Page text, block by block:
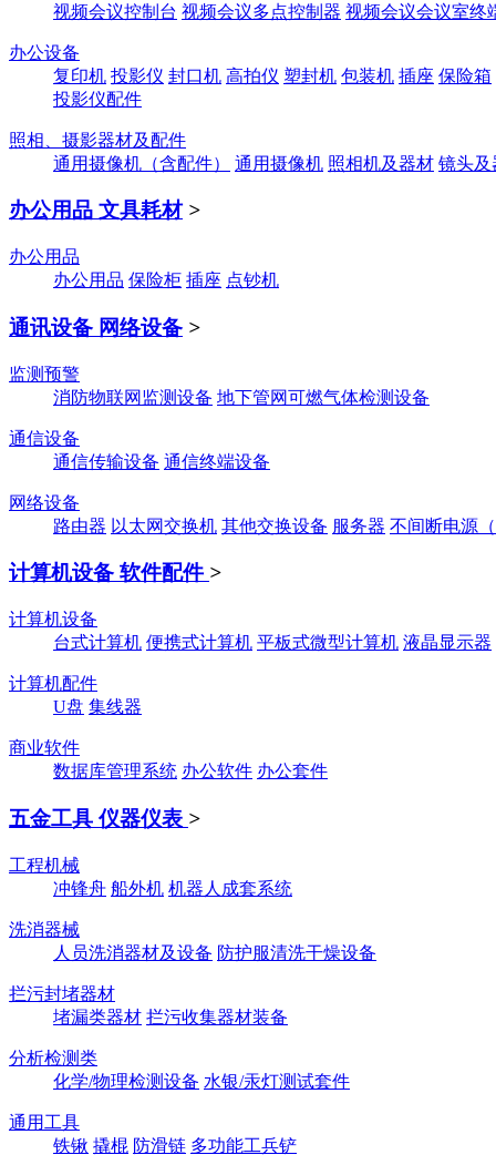
视频会议控制台 视频会议多点控制器 视频会议会议室终
办公设备
复印机 投影仪 封口机 高拍仪 塑封机 包装机 插座 保险箱
投影仪配件
照相、摄影器材及配件
通用摄像机（含配件）
通用摄像机 照相机及器材 镜头及
办公用品 文具耗材 >
办公用品
办公用品 保险柜 插座 点钞机
通讯设备 网络设备 >
监测预警
消防物联网监测设备 地下管网可燃气体检测设备
通信设备
通信传输设备 通信终端设备
网络设备
路由器 以太网交换机 其他交换设备 服务器 不间断电源
计算机设备 软件配件 >
计算机设备
台式计算机 便携式计算机 平板式微型计算机 液晶显示器
计算机配件
U盘 集线器
商业软件
数据库管理系统 办公软件 办公套件
五金工具 仪器仪表 >
工程机械
冲锋舟 船外机 机器人成套系统
洗消器械
人员洗消器材及设备 防护服清洗干燥设备
拦污封堵器材
堵漏类器材 拦污收集器材装备
分析检测类
化学/物理检测设备 水银/汞灯测试套件
通用工具
铁锹 撬棍 防滑链 多功能工兵铲